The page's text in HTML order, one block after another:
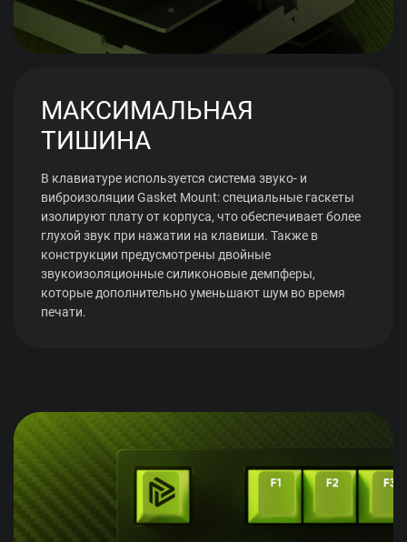
МАКСИМАЛЬНАЯ
ТИШИНА
В клавиатуре используется система звуко- и
виброизоляции Gasket Mount: специальные гаскеты
изолируют плату от корпуса, что обеспечивает более
глухой звук при нажатии на клавиши. Также в
конструкции предусмотрены двойные
звукоизоляционные силиконовые демпферы,
которые дополнительно уменьшают шум во время
печати.